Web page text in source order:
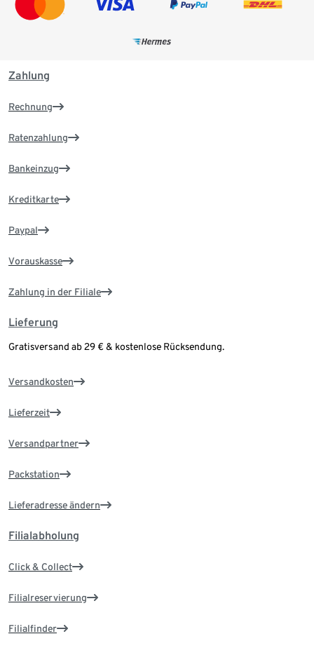
Zahlung
Rechnung
Ratenzahlung
Bankeinzug
Kreditkarte
Paypal
Vorauskasse
Zahlung in der Filiale
Lieferung
Gratisversand ab 29 € & kostenlose Rücksendung.
Versandkosten
Lieferzeit
Versandpartner
Packstation
Lieferadresse ändern
Filialabholung
Click & Collect
Filialreservierung
Filialfinder